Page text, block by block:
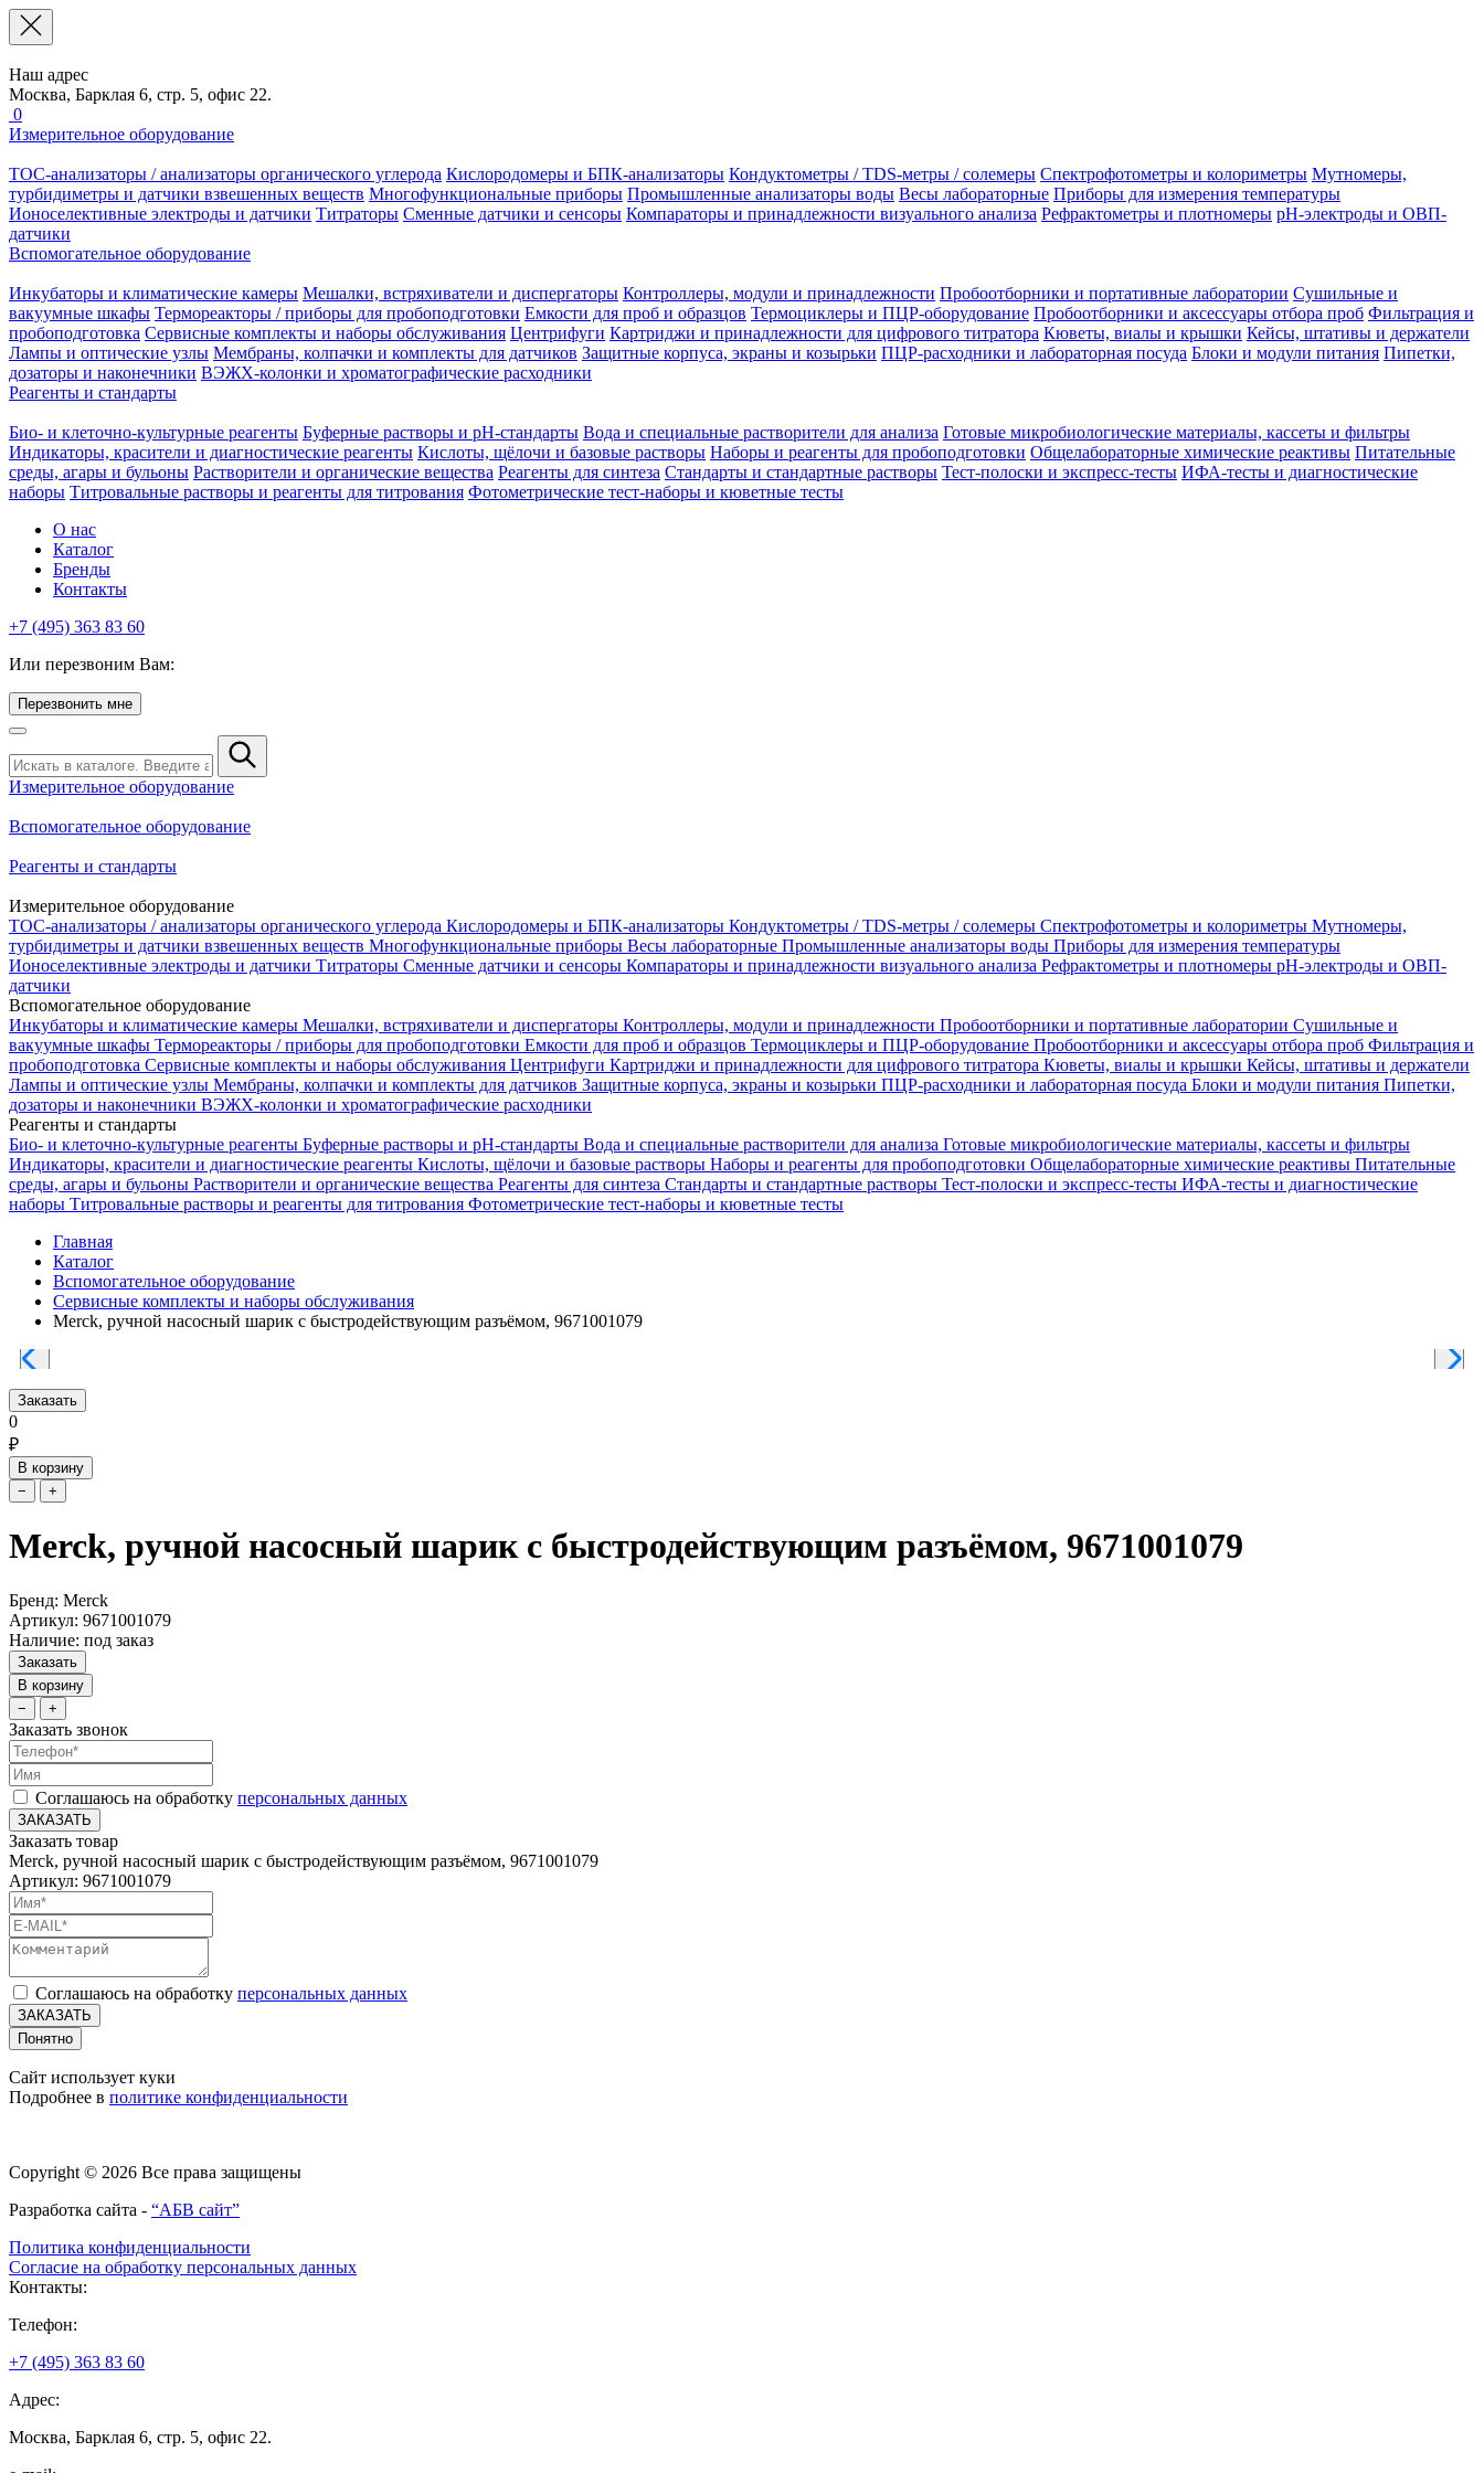
Наш адрес
Москва, Барклая 6, стр. 5, офис 22.
0
Измерительное оборудование
TOC-анализаторы / анализаторы органического углерода Кислородомеры и БПК-анализаторы Кондуктометры / TDS-метры / солемеры Спектрофотометры и колориметры Мутномеры,
турбидиметры и датчики взвешенных веществ Многофункциональные приборы Промышленные анализаторы воды Весы лабораторные Приборы для измерения температуры
Ионоселективные электроды и датчики Титраторы Сменные датчики и сенсоры Компараторы и принадлежности визуального анализа Рефрактометры и плотномеры pH-электроды и ОВП-
датчики
Вспомогательное оборудование
Инкубаторы и климатические камеры Мешалки, встряхиватели и диспергаторы Контроллеры, модули и принадлежности Пробоотборники и портативные лаборатории Сушильные и
вакуумные шкафы Термореакторы / приборы для пробоподготовки Емкости для проб и образцов Термоциклеры и ПЦР-оборудование Пробоотборники и аксессуары отбора проб Фильтрация и
пробоподготовка Сервисные комплекты и наборы обслуживания Центрифуги Картриджи и принадлежности для цифрового титратора Кюветы, виалы и крышки Кейсы, штативы и держатели
Лампы и оптические узлы Мембраны, колпачки и комплекты для датчиков Защитные корпуса, экраны и козырьки ПЦР-расходники и лабораторная посуда Блоки и модули питания Пипетки,
дозаторы и наконечники ВЭЖХ-колонки и хроматографические расходники
Реагенты и стандарты
Био- и клеточно-культурные реагенты Буферные растворы и pH-стандарты Вода и специальные растворители для анализа Готовые микробиологические материалы, кассеты и фильтры
Индикаторы, красители и диагностические реагенты Кислоты, щёлочи и базовые растворы Наборы и реагенты для пробоподготовки Общелабораторные химические реактивы Питательные
среды, агары и бульоны Растворители и органические вещества Реагенты для синтеза Стандарты и стандартные растворы Тест-полоски и экспресс-тесты ИФА-тесты и диагностические
наборы Титровальные растворы и реагенты для титрования Фотометрические тест-наборы и кюветные тесты
О нас
Каталог
Бренды
Контакты
+7 (495) 363 83 60
Или перезвоним Вам:
Перезвонить мне
Измерительное оборудование
Вспомогательное оборудование
Реагенты и стандарты
Измерительное оборудование
TOC-анализаторы / анализаторы органического углерода Кислородомеры и БПК-анализаторы Кондуктометры / TDS-метры / солемеры Спектрофотометры и колориметры Мутномеры,
турбидиметры и датчики взвешенных веществ Многофункциональные приборы Весы лабораторные Промышленные анализаторы воды Приборы для измерения температуры
Ионоселективные электроды и датчики Титраторы Сменные датчики и сенсоры Компараторы и принадлежности визуального анализа Рефрактометры и плотномеры pH-электроды и ОВП-
датчики
Вспомогательное оборудование
Инкубаторы и климатические камеры Мешалки, встряхиватели и диспергаторы Контроллеры, модули и принадлежности Пробоотборники и портативные лаборатории Сушильные и
вакуумные шкафы Термореакторы / приборы для пробоподготовки Емкости для проб и образцов Термоциклеры и ПЦР-оборудование Пробоотборники и аксессуары отбора проб Фильтрация и
пробоподготовка Сервисные комплекты и наборы обслуживания Центрифуги Картриджи и принадлежности для цифрового титратора Кюветы, виалы и крышки Кейсы, штативы и держатели
Лампы и оптические узлы Мембраны, колпачки и комплекты для датчиков Защитные корпуса, экраны и козырьки ПЦР-расходники и лабораторная посуда Блоки и модули питания Пипетки,
дозаторы и наконечники ВЭЖХ-колонки и хроматографические расходники
Реагенты и стандарты
Био- и клеточно-культурные реагенты Буферные растворы и pH-стандарты Вода и специальные растворители для анализа Готовые микробиологические материалы, кассеты и фильтры
Индикаторы, красители и диагностические реагенты Кислоты, щёлочи и базовые растворы Наборы и реагенты для пробоподготовки Общелабораторные химические реактивы Питательные
среды, агары и бульоны Растворители и органические вещества Реагенты для синтеза Стандарты и стандартные растворы Тест-полоски и экспресс-тесты ИФА-тесты и диагностические
наборы Титровальные растворы и реагенты для титрования Фотометрические тест-наборы и кюветные тесты
Главная
Каталог
Вспомогательное оборудование
Сервисные комплекты и наборы обслуживания
Merck, ручной насосный шарик с быстродействующим разъёмом, 9671001079
Заказать
0
₽
В корзину
−
+
Merck, ручной насосный шарик с быстродействующим разъёмом, 9671001079
Бренд: Merck
Артикул: 9671001079
Наличие: под заказ
Заказать
В корзину
−
+
Заказать звонок
Соглашаюсь на обработку персональных данных
ЗАКАЗАТЬ
Заказать товар
Merck, ручной насосный шарик с быстродействующим разъёмом, 9671001079
Артикул: 9671001079
Соглашаюсь на обработку персональных данных
ЗАКАЗАТЬ
Понятно
Сайт использует куки
Подробнее в политике конфиденциальности
Copyright © 2026 Все права защищены
Разработка сайта - “АБВ сайт”
Политика конфиденциальности
Согласие на обработку персональных данных
Контакты:
Телефон:
+7 (495) 363 83 60
Адрес:
Москва, Барклая 6, стр. 5, офис 22.